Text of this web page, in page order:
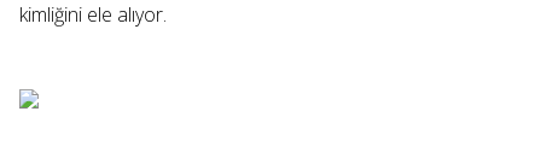
kimliğini ele alıyor.